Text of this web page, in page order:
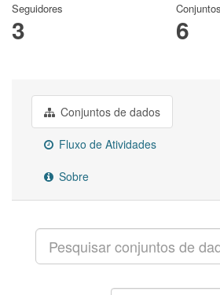
Seguidores
3 6
Conjuntos de dados
Fluxo de Atividades
Sobre